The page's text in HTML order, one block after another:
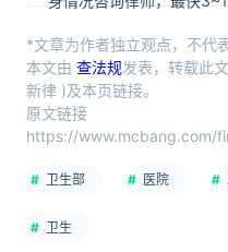
*文章为作者独立观点，不代
本文由 查法规发表，转载此
新律 )及本页链接。
原文链接
https://www.mcbang.com/
卫生部 医院
卫生